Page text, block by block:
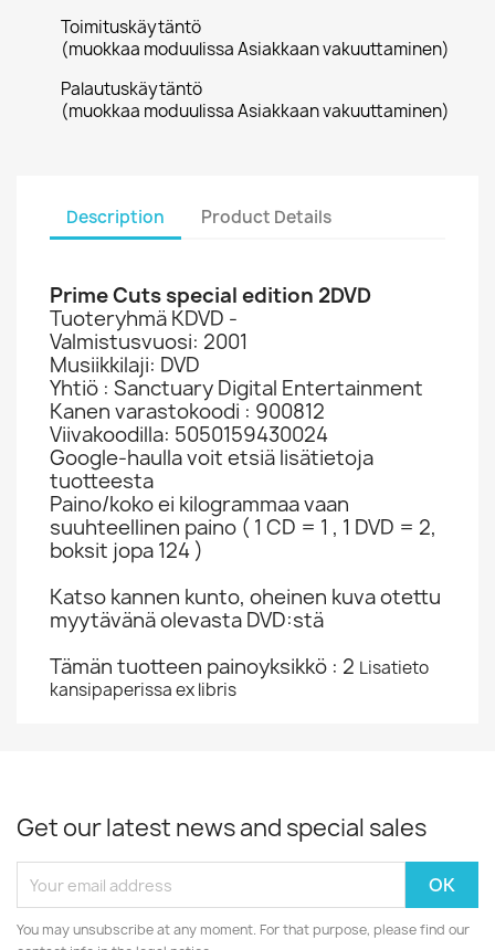
Toimituskäytäntö
(muokkaa moduulissa Asiakkaan vakuuttaminen)
Palautuskäytäntö
(muokkaa moduulissa Asiakkaan vakuuttaminen)
Description Product Details
Prime Cuts special edition 2DVD
Tuoteryhmä KDVD -
Valmistusvuosi: 2001
Musiikkilaji: DVD
Yhtiö : Sanctuary Digital Entertainment
Kanen varastokoodi : 900812
Viivakoodilla: 5050159430024
Google-haulla voit etsiä lisätietoja
tuotteesta
Paino/koko ei kilogrammaa vaan
suuhteellinen paino ( 1 CD = 1 , 1 DVD = 2,
boksit jopa 124 )
Katso kannen kunto, oheinen kuva otettu
myytävänä olevasta DVD:stä
Tämän tuotteen painoyksikkö : 2 Lisatieto
kansipaperissa ex libris
Get our latest news and special sales
You may unsubscribe at any moment. For that purpose, please find our